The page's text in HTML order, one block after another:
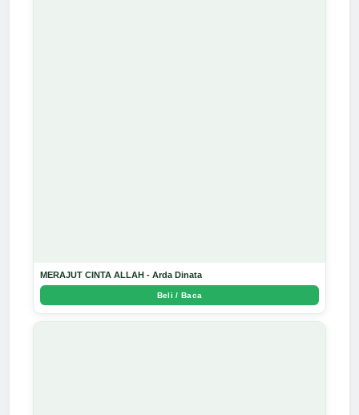
MERAJUT CINTA ALLAH - Arda Dinata
Beli / Baca